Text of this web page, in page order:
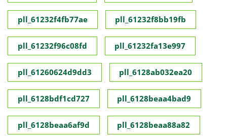
pll_61232f4fb77ae pll_61232f8bb19fb
pll_61232f96c08fd pll_61232fa13e997
pll_61260624d9dd3 pll_6128ab032ea20
pll_6128bdf1cd727 pll_6128beaa4bad9
pll_6128beaa6af9d pll_6128beaa88a82